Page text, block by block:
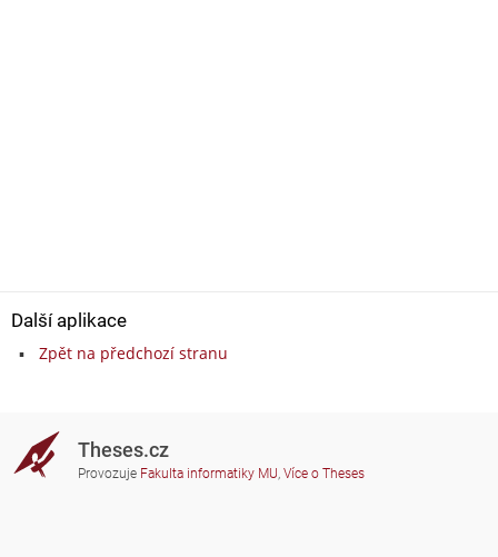
Další aplikace
Zpět na předchozí stranu
Theses.cz
Provozuje Fakulta informatiky MU, Více o Theses